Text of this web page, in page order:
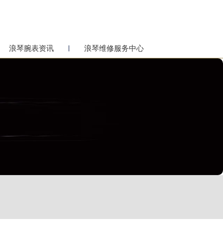
浪琴腕表资讯 浪琴维修服务中心